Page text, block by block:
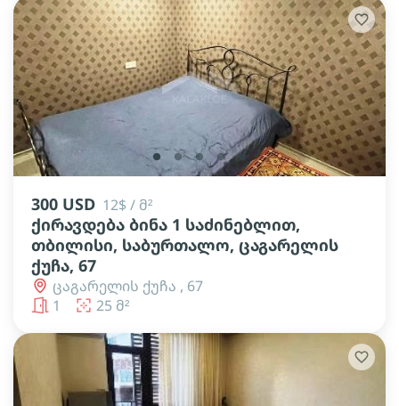
lens lens lens lens lens
300 USD 12$ / მ²
ქირავდება ბინა 1 საძინებლით,
თბილისი, საბურთალო, ცაგარელის
ქუჩა, 67
ცაგარელის ქუჩა , 67
1
25 მ²